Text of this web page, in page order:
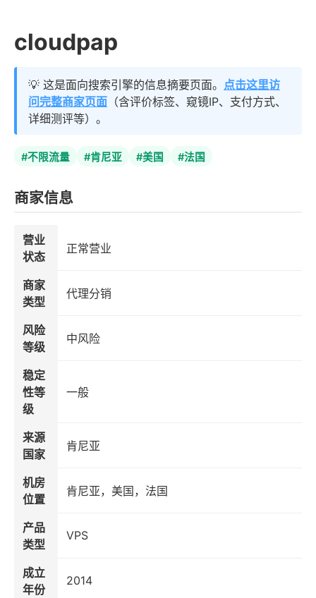
cloudpap
💡 这是面向搜索引擎的信息摘要页面。 点击这里访
问完整商家页面 （含评价标签、窥镜IP、支付方式、
详细测评等）。
#不限流量 #肯尼亚 #美国 #法国
商家信息
营业
状态
正常营业
商家
类型
代理分销
风险
等级
中风险
稳定
性等
级
一般
来源
国家
肯尼亚
机房
位置
肯尼亚，美国，法国
产品
类型
VPS
成立
年份
2014